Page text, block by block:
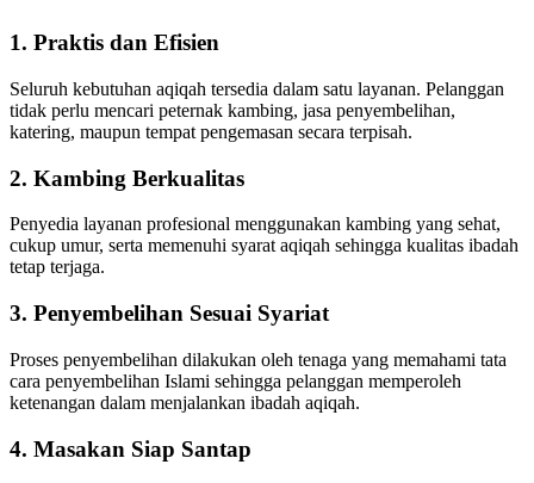
1. Praktis dan Efisien
Seluruh kebutuhan aqiqah tersedia dalam satu layanan. Pelanggan
tidak perlu mencari peternak kambing, jasa penyembelihan,
katering, maupun tempat pengemasan secara terpisah.
2. Kambing Berkualitas
Penyedia layanan profesional menggunakan kambing yang sehat,
cukup umur, serta memenuhi syarat aqiqah sehingga kualitas ibadah
tetap terjaga.
3. Penyembelihan Sesuai Syariat
Proses penyembelihan dilakukan oleh tenaga yang memahami tata
cara penyembelihan Islami sehingga pelanggan memperoleh
ketenangan dalam menjalankan ibadah aqiqah.
4. Masakan Siap Santap